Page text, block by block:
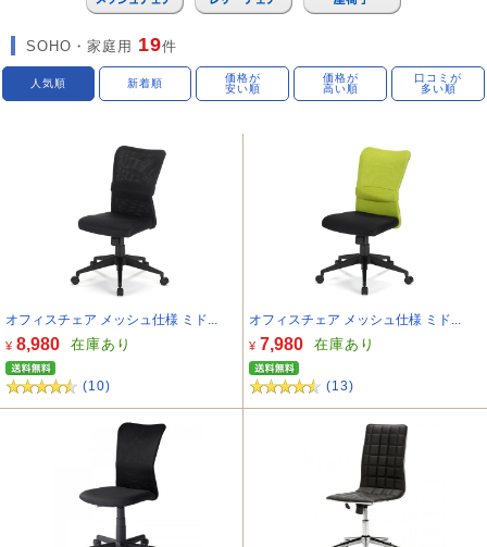
SOHO・家庭用 19件
人気順 新着順
価格が
安い順
価格が
高い順
口コミが
多い順
オフィスチェア メッシュ仕様 ミド...
¥ 8,980 在庫あり
(10)
オフィスチェア メッシュ仕様 ミド...
¥ 7,980 在庫あり
(13)